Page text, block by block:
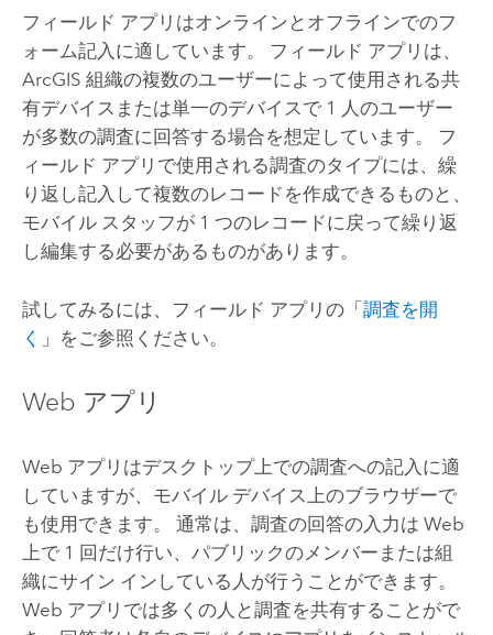
フィールド アプリはオンラインとオフラインでのフ
ォーム記入に適しています。 フィールド アプリは、
ArcGIS 組織の複数のユーザーによって使用される共
有デバイスまたは単一のデバイスで 1 人のユーザー
が多数の調査に回答する場合を想定しています。 フ
ィールド アプリで使用される調査のタイプには、繰
り返し記入して複数のレコードを作成できるものと、
モバイル スタッフが 1 つのレコードに戻って繰り返
し編集する必要があるものがあります。
試してみるには、フィールド アプリの「調査を開
く 」をご参照ください。
Web アプリ
Web アプリはデスクトップ上での調査への記入に適
していますが、モバイル デバイス上のブラウザーで
も使用できます。 通常は、調査の回答の入力は Web
上で 1 回だけ行い、パブリックのメンバーまたは組
織にサイン インしている人が行うことができます。
Web アプリでは多くの人と調査を共有することがで